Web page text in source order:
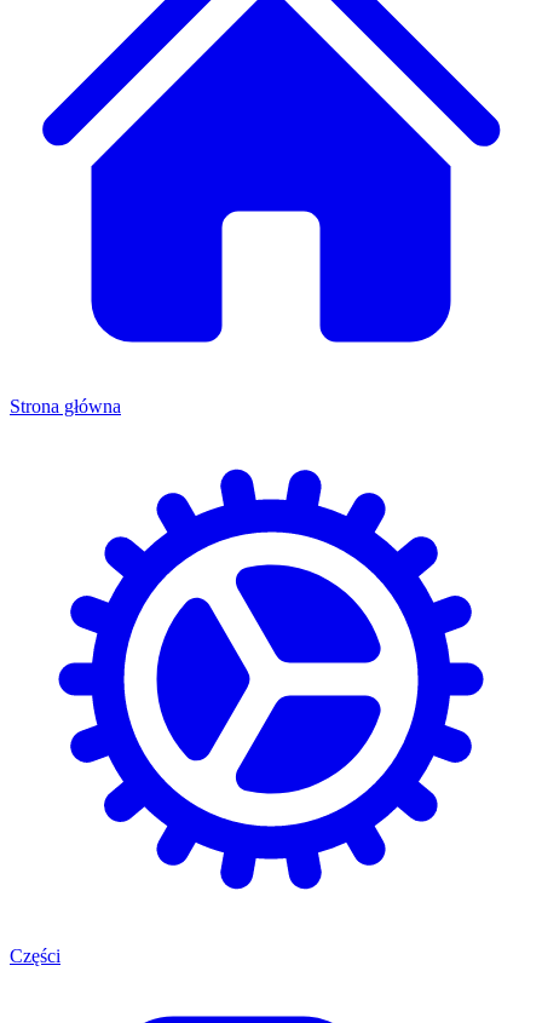
Strona główna
Części